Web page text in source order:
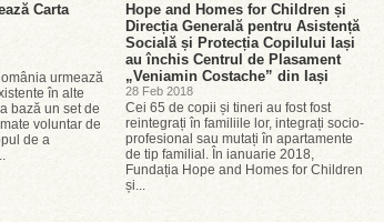
Carta
urmează
în alte
bază un set de
voluntar de
de a
Hope and Homes for Children și
Direcția Generală pentru Asistență
Socială și Protecția Copilului Iași
au închis Centrul de Plasament
„Veniamin Costache” din Iași
28 Feb 2018
Cei 65 de copii și tineri au fost fost
reintegrați în familiile lor, integrați socio-
profesional sau mutați în apartamente
de tip familial. În ianuarie 2018,
Fundația Hope and Homes for Children
și...